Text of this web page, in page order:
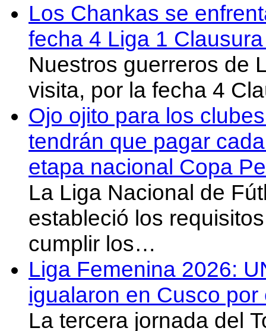
Los Chankas se
fecha 4 Liga 1
Nuestros guerreros de
visita, por la fecha 4
Ojo ojito para los
tendrán que pagar
etapa nacional Copa
La Liga Nacional de
estableció los
cumplir los…
Liga Femenina 2026:
igualaron en Cusco
La tercera jornada del